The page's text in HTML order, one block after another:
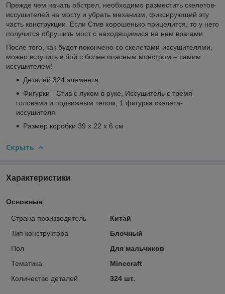
Прежде чем начать обстрел, необходимо разместить скелетов-
иссушителей на мосту и убрать механизм, фиксирующий эту
часть конструкции. Если Стив хорошенько прицелится, то у него
получится обрушить мост с находящимися на нем врагами.
После того, как будет покончено со скелетами-иссушителями,
можно вступить в бой с более опасным монстром – самим
иссушителем!
Деталей 324 элемента
Фигурки - Стив с луком в руке, Иссушитель с тремя
головами и подвижным телом, 1 фигурка скелета-
иссушителя
Размер коробки 39 х 22 х 6 см
Скрыть
Характеристики
Основные
Страна производитель
Китай
Тип конструктора
Блочный
Пол
Для мальчиков
Тематика
Minecraft
Количество деталей
324 шт.